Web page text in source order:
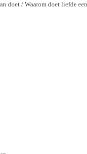
doet / Waarom doet liefde